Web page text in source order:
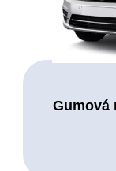
Gumová